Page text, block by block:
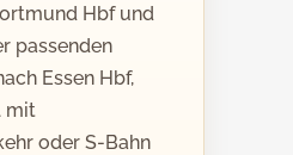
Hbf und
passenden
Essen Hbf,
mit
oder S-Bahn